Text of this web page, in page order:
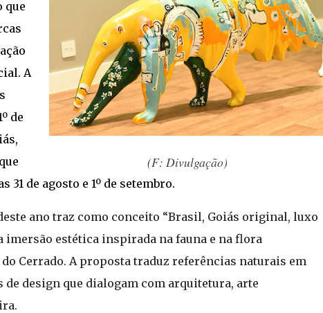
as ruas e tomou o boca a boca ali na conversa das pessoas no
de liberdade para o trabalhador brasileiro”, destacou o ministro.
assinou uma mensagem preside...
(F: Divulgação)
que
A
de
de agosto e 1º de setembro.
ano traz como conceito “Brasil, Goiás original, luxo
imersão estética inspirada na fauna e na flora
Cerrado. A proposta traduz referências naturais em
design que dialogam com arquitetura, arte